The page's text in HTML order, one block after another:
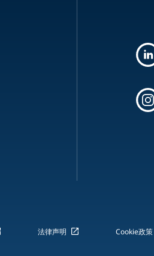
法律声明 Cookie政策